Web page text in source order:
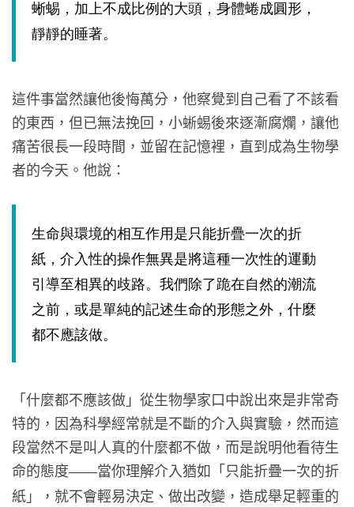
蜥蜴，加上不成比例的大頭，身體蜷成圓形，
靜靜的睡著。
這件事當然讓他後悔萬分，他察覺到自己看了不該看
的東西，但已無法挽回，小蜥蜴後來逐漸腐爛，讓他
痛苦很長一段時間，並留在記憶裡，直到成為生物學
者的今天。他說：
生命與環境的相互作用是只能折疊一次的折
紙，介入性的操作無異是將這種一次性的運動
引導至相異的歧路。我們除了跪在自然的潮流
之前，或是單純的記述生命的形態之外，什麼
都不應該做。
「什麼都不應該做」從生物學家口中說出來是非常奇
特的，因為科學經常就是不斷的介入與實驗，然而這
段當然不是叫人真的什麼都不做，而是說明他看待生
命的態度——當你理解介入猶如「只能折疊一次的折
紙」，就不會輕易決定、做出改變，造成舉足輕重的